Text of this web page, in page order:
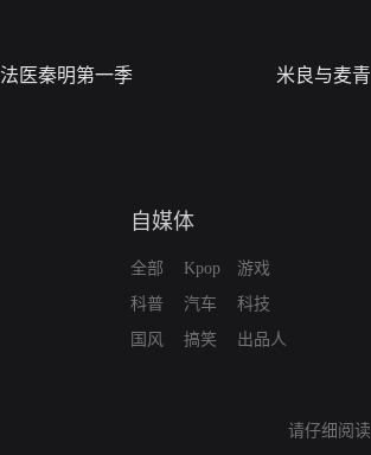
法医秦明第一季 米良与麦青
自媒体
全部
科普
国风
Kpop
汽车
搞笑
游戏
科技
出品人
请仔细阅读